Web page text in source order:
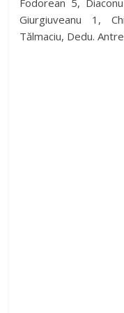
Fodorean 5,
Giurgiuveanu 1,
Tălmaciu, Dedu.